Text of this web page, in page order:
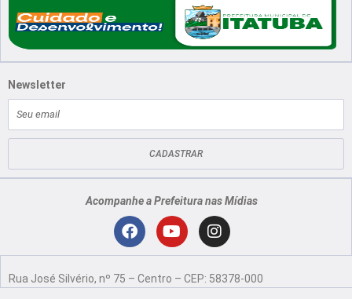
Newsletter
mail
CADASTRAR
Acompanhe a Prefeitura nas Mídias
F
c
Y
u
I
n
s
Rua José Silvério, nº 75 – Centro – CEP: 58378-000